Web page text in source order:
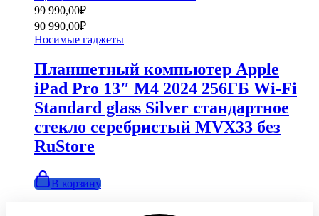
99 990,00₽
Первоначальная
цена
составляла
99
990,00₽.
90 990,00₽
Текущая
цена:
90
990,00₽.
Носимые гаджеты
Планшетный компьютер Apple
iPad Pro 13″ M4 2024 256ГБ Wi-Fi
Standard glass Silver стандартное
стекло серебристый MVX33 без
RuStore
В корзину